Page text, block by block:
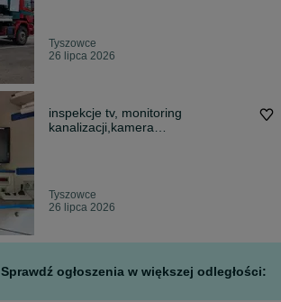
Tyszowce
26 lipca 2026
inspekcje tv, monitoring
kanalizacji,kamera
Tyszowce
26 lipca 2026
Sprawdź ogłoszenia w większej odległości: